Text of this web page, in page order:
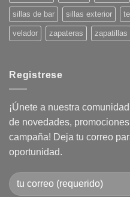
sillas de bar sillas exterior
velador zapateras zapatillas
Registrese
¡Únete a nuestra
de novedades,
campaña! Deja tu correo
oportunidad.